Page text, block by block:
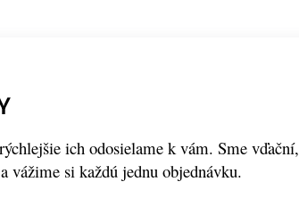
ich odosielame k vám. Sme vďační,
vážime si každú jednu objednávku.